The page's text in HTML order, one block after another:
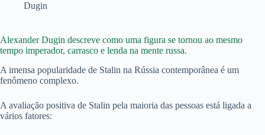
Dugin
Alexander Dugin descreve como uma figura se tornou ao mesmo
tempo imperador, carrasco e lenda na mente russa.
A imensa popularidade de Stalin na Rússia contemporânea é um
fenômeno complexo.
A avaliação positiva de Stalin pela maioria das pessoas está ligada a
vários fatores: